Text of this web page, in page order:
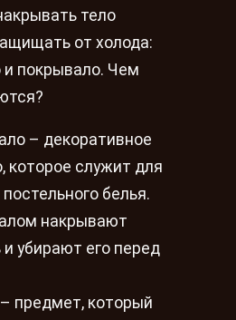
тело
от холода:
и покрывало. Чем
– декоративное
которое служит для
белья.
накрывают
и убирают его перед
предмет, который